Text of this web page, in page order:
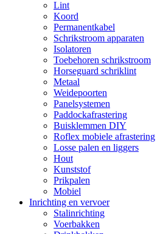
Lint
Koord
Permanentkabel
Schrikstroom apparaten
Isolatoren
Toebehoren schrikstroom
Horseguard schriklint
Metaal
Weidepoorten
Panelsystemen
Paddockafrastering
Buisklemmen DIY
Roflex mobiele afrastering
Losse palen en liggers
Hout
Kunststof
Prikpalen
Mobiel
Inrichting en vervoer
Stalinrichting
Voerbakken